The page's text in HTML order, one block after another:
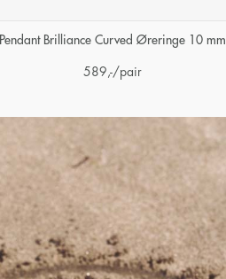
Pendant Brilliance Curved Øreringe 10 mm
589 ,-/pair